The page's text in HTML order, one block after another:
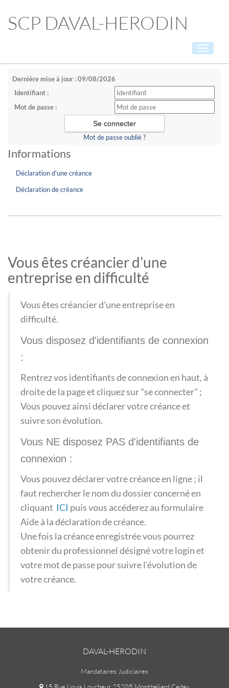
SCP DAVAL-HERODIN
Toggle
Dernière mise à jour : 09/08/2026
Identifiant :
Mot de passe :
Mot de passe oublié ?
Informations
Déclaration d'une créance
Déclaration de créance
Vous êtes créancier d'une
entreprise en difficulté
Vous êtes créancier d'une entreprise en
difficulté.
Vous disposez d'identifiants de connexion
:
Rentrez vos identifiants de connexion en haut, à
droite de la page et cliquez sur "se connecter" ;
Vous pouvez ainsi déclarer votre créance et
suivre son évolution.
Vous NE disposez PAS d'identifiants de
connexion :
Vous pouvez déclarer votre créance en ligne ; il
faut rechercher le nom du dossier concerné en
cliquant ICI puis vous accéderez au formulaire
Aide à la déclaration de créance.
Une fois la créance enregistrée vous pourrez
obtenir du professionnel désigné votre login et
votre mot de passe pour suivre l'évolution de
votre créance.
DAVAL-HERODIN
Mandataires Judiciaires